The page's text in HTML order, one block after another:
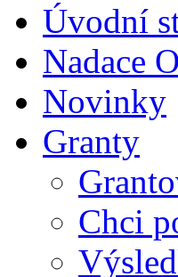
Úvodní
Nadace
Novinky
Granty
Chci